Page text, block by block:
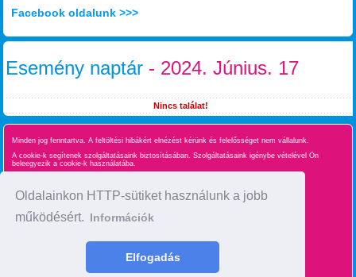
Oldalainkon HTTP-sütiket használunk a jobb
működésért. Információk
Elfogadás
Facebook oldalunk >>>
Esemény naptár - 2024. Június. 17
Nincs találat!
Minden jog fenntartva. A feltöltési hibákért elnézést kérünk és felelősséget nem vállalunk.
A cookie-k segítenek szolgáltatásaink biztosításában. Szolgáltatásaink igénybe vételével Ön
beleegyezik a cookie-k használatába.
Oldaltérkép